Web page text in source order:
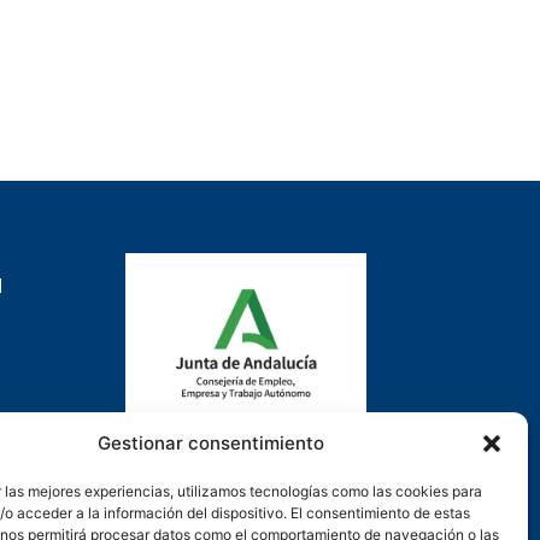
Gestionar consentimiento
las mejores experiencias, utilizamos tecnologías como las cookies para
o acceder a la información del dispositivo. El consentimiento de estas
permitirá procesar datos como el comportamiento de navegación o las
Consejería de Empleo, Formación y
Trabajo Autónomo de la Junta de